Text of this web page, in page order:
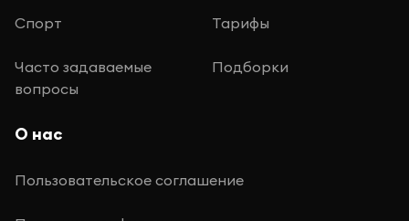
Спорт Тарифы
Часто задаваемые
вопросы
Подборки
О нас
Пользовательское соглашение